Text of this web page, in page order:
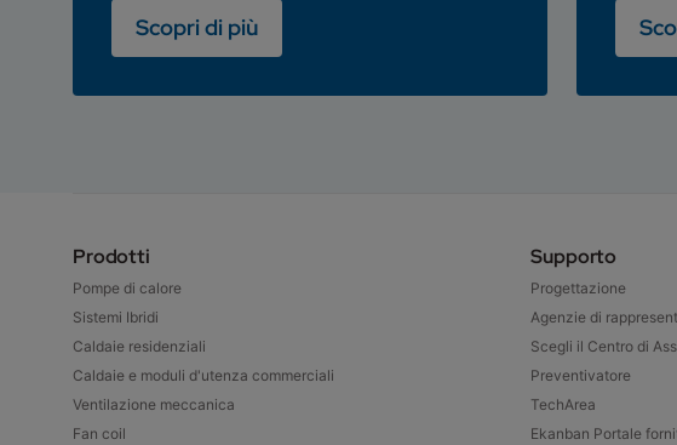
Scopri di più
Prodotti
Pompe di calore
Sistemi Ibridi
Caldaie residenziali
Caldaie e moduli d'utenza commerciali
Ventilazione meccanica
Fan coil
Supporto
Progettazione
Agenzie di
Scegli il Centro di
Preventivatore
TechArea
Ekanban Portale